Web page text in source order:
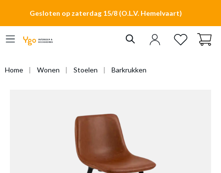
Gesloten op zaterdag 15/8 (O.L.V. Hemelvaart)
Home Wonen Stoelen Barkrukken